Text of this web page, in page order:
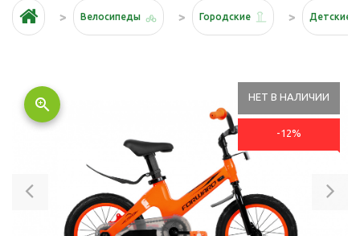
Велосипеды Городские Детские
НЕТ В НАЛИЧИИ
-12%
zoom_in